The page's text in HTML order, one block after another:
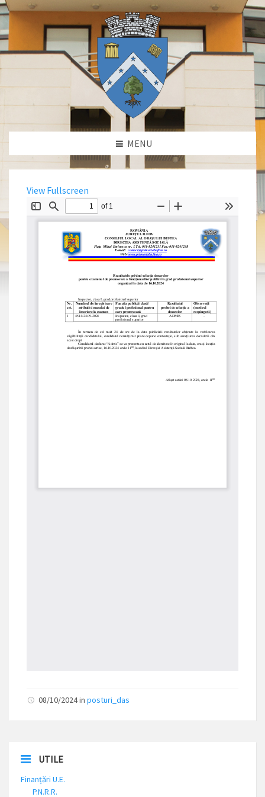
MENU
View Fullscreen
08/10/2024 in posturi_das
UTILE
Finanțări U.E.
P.N.R.R.